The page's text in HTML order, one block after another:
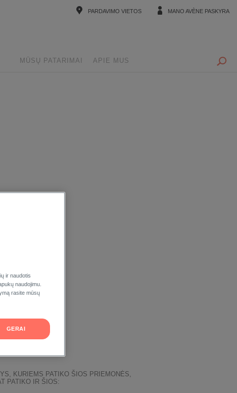
PARDAVIMO VIETOS MANO AVÈNE PASKYRA
MŪSŲ PATARIMAI APIE MUS
KURIEMS PATIKO ŠIOS PRIEMONĖS,
PATIKO IR ŠIOS:
ir naudotis
naudojimu.
rasite mūsų
GERAI